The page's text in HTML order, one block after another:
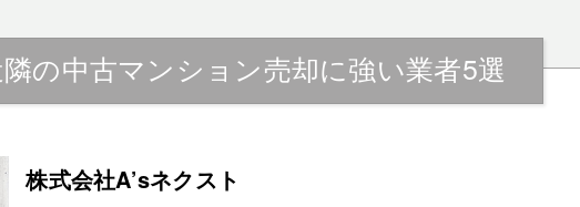
の中古マンション売却に強い業者5選
株式会社A’sネクスト